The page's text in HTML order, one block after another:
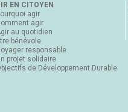
EN CITOYEN
agir
agir
au quotidien
bénévole
responsable
projet solidaire
de Développement Durable